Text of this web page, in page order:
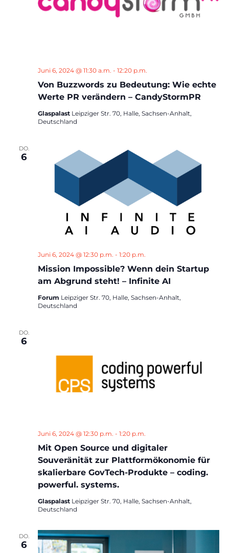
Von Buzzwords zu Bedeutung: Wie echte
Werte PR verändern – CandyStormPR
Juni 6, 2024 @ 11:30 a.m. - 12:20 p.m.
Glaspalast Leipziger Str. 70, Halle, Sachsen-Anhalt,
Deutschland
DO.
6
Mission Impossible? Wenn dein Startup
am Abgrund steht! – Infinite AI
Juni 6, 2024 @ 12:30 p.m. - 1:20 p.m.
Forum Leipziger Str. 70, Halle, Sachsen-Anhalt,
Deutschland
DO.
6
Mit Open Source und digitaler
Souveränität zur Plattformökonomie für
skalierbare GovTech-Produkte – coding.
powerful. systems.
Juni 6, 2024 @ 12:30 p.m. - 1:20 p.m.
Glaspalast Leipziger Str. 70, Halle, Sachsen-Anhalt,
Deutschland
DO.
6